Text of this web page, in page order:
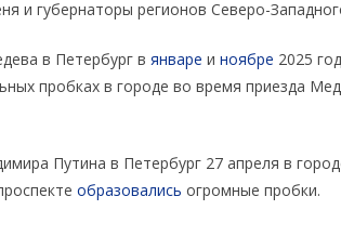
и губернаторы регионов Северо-
в Петербург в январе и ноябре 2025
пробках в городе во время приезда
Путина в Петербург 27 апреля в
образовались огромные пробки.